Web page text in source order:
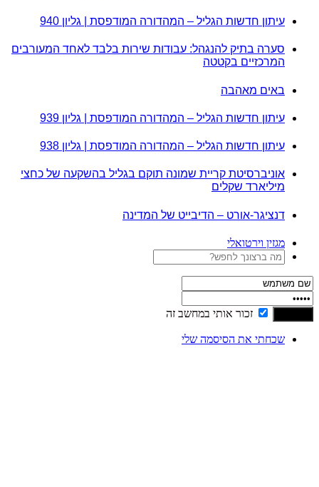
עיתון חדשות הגליל – המהדורה המודפסת | גליון 940
סערה בתיק להנגהל: עבודות שירות בלבד לאחד המעורבים
המרכזיים בקטטה
באים מאהבה
עיתון חדשות הגליל – המהדורה המודפסת | גליון 939
עיתון חדשות הגליל – המהדורה המודפסת | גליון 938
אוניברסיטת קריית שמונה תוקם בגליל בהשקעה של כחצי
מיליארד שקלים
דנציגר-אורט – הדיבייט של המדינה
מגזין וירטואלי
זכור אותי במחשב זה
שכחתי את הסיסמה שלי